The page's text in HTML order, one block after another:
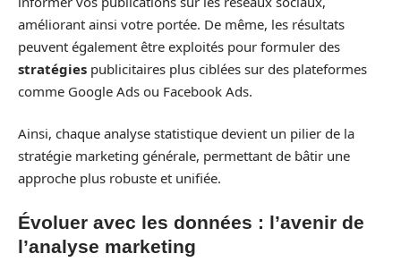
améliorant ainsi votre portée. De même, les résultats
peuvent également être exploités pour formuler des
stratégies publicitaires plus ciblées sur des plateformes
comme Google Ads ou Facebook Ads.
Ainsi, chaque analyse statistique devient un pilier de la
stratégie marketing générale, permettant de bâtir une
approche plus robuste et unifiée.
Évoluer avec les données : l’avenir de
l’analyse marketing